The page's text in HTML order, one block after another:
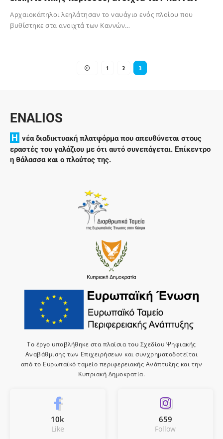
Αρχαιοκάπηλοι λεηλάτησαν το ναυάγιο ενός πλοίου που
βυθίστηκε στα ανοιχτά των Καννών…
1 2 3
ENALIOS
H νέα διαδικτυακή πλατφόρμα που απευθύνεται στους
εραστές του γαλάζιου με ότι αυτό συνεπάγεται. Επίκεντρο
η θάλασσα και ο πλούτος της.
Το έργο υποβλήθηκε στα πλαίσια του Σχεδίου Ψηφιακής
Αναβάθμισης των Επιχειρήσεων και συνχρηματοδοτείται
από το Ευρωπαϊκό ταμείο περιφερειακής Ανάπτυξης και την
Κυπριακή Δημοκρατία.
10k
Like
659
Follow